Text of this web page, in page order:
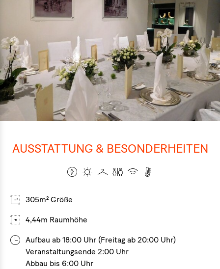
AUSSTATTUNG & BESONDERHEITEN
305m² Größe
4,44m Raumhöhe
Aufbau ab 18:00 Uhr (Freitag ab 20:00 Uhr)
Veranstaltungsende 2:00 Uhr
Abbau bis 6:00 Uhr